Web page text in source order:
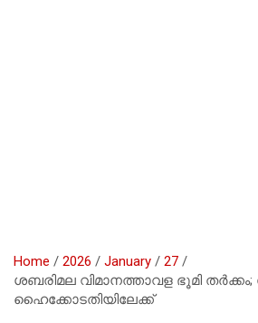
Home 2026 January
27
ശബരിമല വിമാനത്താവള ഭൂമി
ഹൈക്കോടതിയിലേക്ക്